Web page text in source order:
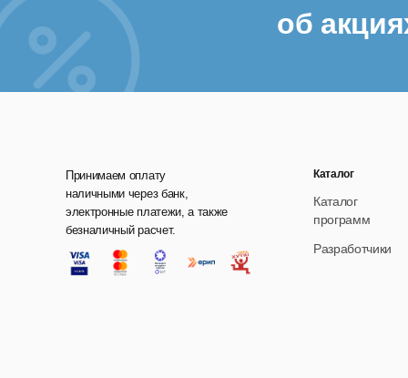
об
Принимаем оплату
наличными через банк,
электронные платежи, а также
безналичный расчет.
Каталог
Каталог
программ
Разработчики